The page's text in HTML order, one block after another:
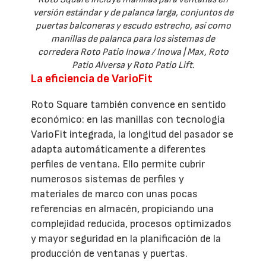
versión estándar y de palanca larga, conjuntos de
puertas balconeras y escudo estrecho, así como
manillas de palanca para los sistemas de
corredera Roto Patio Inowa / Inowa | Max, Roto
Patio Alversa y Roto Patio Lift.
La eficiencia de VarioFit
Roto Square también convence en sentido
económico: en las manillas con tecnología
VarioFit integrada, la longitud del pasador se
adapta automáticamente a diferentes
perfiles de ventana. Ello permite cubrir
numerosos sistemas de perfiles y
materiales de marco con unas pocas
referencias en almacén, propiciando una
complejidad reducida, procesos optimizados
y mayor seguridad en la planificación de la
producción de ventanas y puertas.